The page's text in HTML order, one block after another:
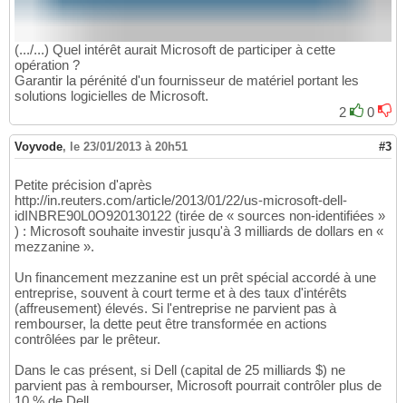
(.../...) Quel intérêt aurait Microsoft de participer à cette
opération ?
Garantir la pérénité d'un fournisseur de matériel portant les
solutions logicielles de Microsoft.
2
0
Voyvode, le 23/01/2013 à 20h51 #3
Petite précision d'après
http://in.reuters.com/article/2013/01/22/us-microsoft-dell-
idINBRE90L0O920130122 (tirée de « sources non-identifiées »
) : Microsoft souhaite investir jusqu'à 3 milliards de dollars en «
mezzanine ».
Un financement mezzanine est un prêt spécial accordé à une
entreprise, souvent à court terme et à des taux d'intérêts
(affreusement) élevés. Si l'entreprise ne parvient pas à
rembourser, la dette peut être transformée en actions
contrôlées par le prêteur.
Dans le cas présent, si Dell (capital de 25 milliards $) ne
parvient pas à rembourser, Microsoft pourrait contrôler plus de